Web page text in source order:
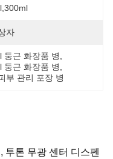
자
둥근 화장품 병
둥근 화장품 병
부 관리 포장 병
톤 무광 센터 디스펜